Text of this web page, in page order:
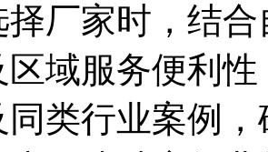
择厂家时，结
区域服务便利
类行业案例